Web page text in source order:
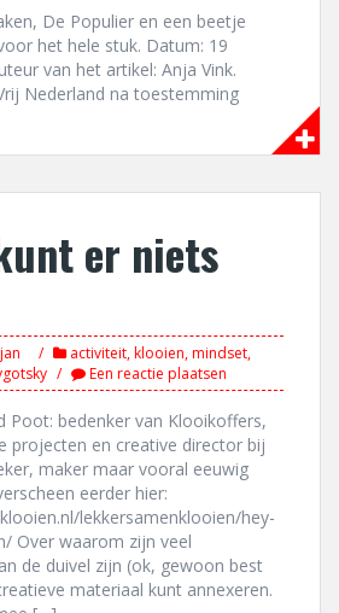
De Populier en een beetje
het hele stuk. Datum: 19
van het artikel: Anja Vink.
Nederland na toestemming
er niets
activiteit,klooien,mindset,
Een reactie plaatsen
Poot: bedenker van Klooikoffers,
projecten en creative director bij
maker maar vooral eeuwig
eerder hier:
lekkersamenklooien/hey-
Over waarom zijn veel
de duivel zijn (ok, gewoon best
materiaal kunt annexeren.